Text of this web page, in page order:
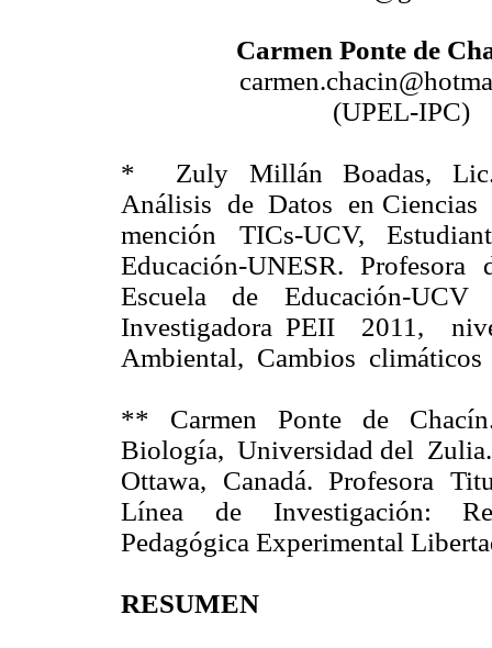
Carmen Ponte de
(UPEL-IPC)
* Zuly Millán Boadas, Lic.
Análisis de Datos en
mención TICs-UCV,
Educación-UNESR.
Escuela de Educación-
Investigadora PEII 2011,
Ambiental, Cambios climáticos
** Carmen Ponte de
Biología, Universidad del
Ottawa, Canadá. Profesora
Línea de Investigación:
Pedagógica Experimental
RESUMEN